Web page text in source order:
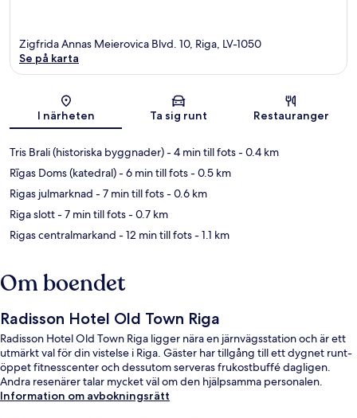
Karta
Zigfrida Annas Meierovica Blvd. 10, Riga, LV-1050
Se på karta
I närheten Ta sig runt Restauranger
Tris Brali (historiska byggnader)- 4 min till fots- 0.4 km
Rīgas Doms (katedral)- 6 min till fots- 0.5 km
Rigas julmarknad - 7 min till fots- 0.6 km
Riga slott- 7 min till fots- 0.7 km
Rigas centralmarkand - 12 min till fots- 1.1 km
Om boendet
Radisson Hotel Old Town Riga
Radisson Hotel Old Town Riga ligger nära en järnvägsstation och är ett
utmärkt val för din vistelse i Riga. Gäster har tillgång till ett dygnet runt-
öppet fitnesscenter och dessutom serveras frukostbuffé dagligen.
Andra resenärer talar mycket väl om den hjälpsamma personalen.
Information om avbokningsrätt